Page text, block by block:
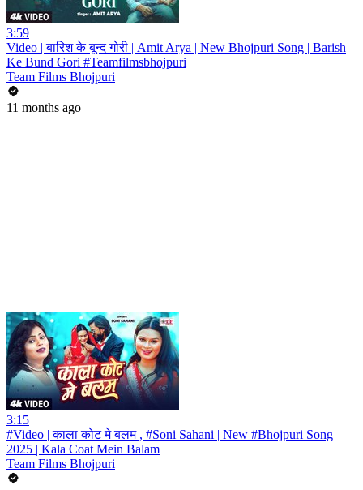
3:59
Video | बारिश के बून्द गोरी | Amit Arya | New Bhojpuri Song | Barish
Ke Bund Gori #Teamfilmsbhojpuri
Team Films Bhojpuri
11 months ago
3:15
#Video | काला कोट मे बलम , #Soni Sahani | New #Bhojpuri Song
2025 | Kala Coat Mein Balam
Team Films Bhojpuri